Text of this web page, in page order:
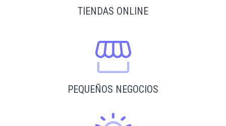
TIENDAS ONLINE
PEQUEÑOS NEGOCIOS